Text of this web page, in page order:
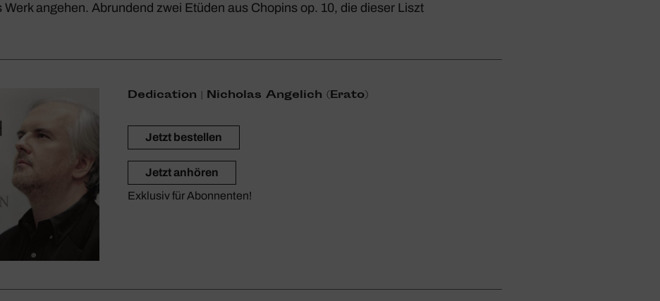
Werk angehen. Abrun­dend zwei Etüden aus Chopins op. 10, die dieser Liszt
Dedi­ca­tion | Nicholas Ange­lich (Erato)
Jetzt bestellen
Jetzt anhören
Exklusiv für Abonnenten!